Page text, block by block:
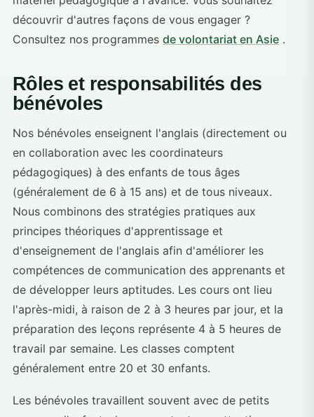
découvrir d'autres façons de vous engager ?
Consultez nos programmes de volontariat en Asie .
Rôles et responsabilités des
bénévoles
Nos bénévoles enseignent l'anglais (directement ou
en collaboration avec les coordinateurs
pédagogiques) à des enfants de tous âges
(généralement de 6 à 15 ans) et de tous niveaux.
Nous combinons des stratégies pratiques aux
principes théoriques d'apprentissage et
d'enseignement de l'anglais afin d'améliorer les
compétences de communication des apprenants et
de développer leurs aptitudes. Les cours ont lieu
l'après-midi, à raison de 2 à 3 heures par jour, et la
préparation des leçons représente 4 à 5 heures de
travail par semaine. Les classes comptent
généralement entre 20 et 30 enfants.
Les bénévoles travaillent souvent avec de petits